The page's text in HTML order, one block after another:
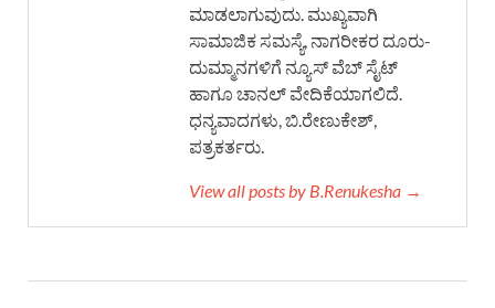
ಮಾಡಲಾಗುವುದು. ಮುಖ್ಯವಾಗಿ
ಸಾಮಾಜಿಕ ಸಮಸ್ಯೆ, ನಾಗರೀಕರ ದೂರು-
ದುಮ್ಮಾನಗಳಿಗೆ ನ್ಯೂಸ್ ವೆಬ್ ಸೈಟ್
ಹಾಗೂ ಚಾನಲ್ ವೇದಿಕೆಯಾಗಲಿದೆ.
ಧನ್ಯವಾದಗಳು, ಬಿ.ರೇಣುಕೇಶ್,
ಪತ್ರಕರ್ತರು.
View all posts by B.Renukesha →